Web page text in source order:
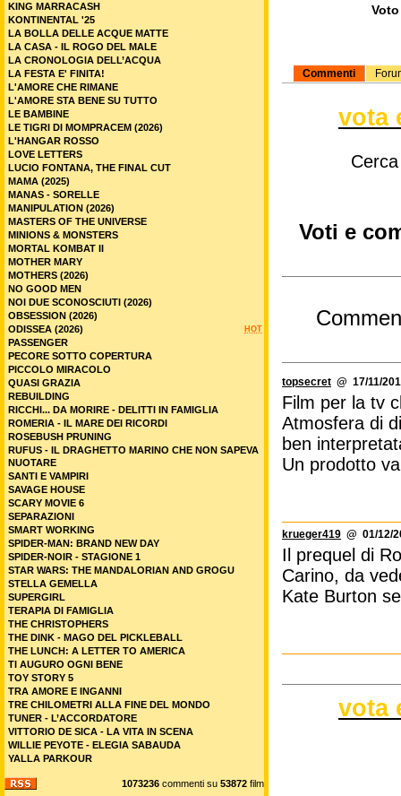
Commenti
vota
Voti e
topsecret @ 17/11/
Film per la tv
Atmosfera di
ben
Un prodotto
krueger419 @ 01/12/
Il prequel di
Carino, da
Kate Burton
vota
KING MARRACASH
KONTINENTAL '25
LA BOLLA DELLE ACQUE MATTE
LA CASA - IL ROGO DEL MALE
LA CRONOLOGIA DELL’ACQUA
LA FESTA E' FINITA!
L'AMORE CHE RIMANE
L'AMORE STA BENE SU TUTTO
LE BAMBINE
LE TIGRI DI MOMPRACEM (2026)
L'HANGAR ROSSO
LOVE LETTERS
LUCIO FONTANA, THE FINAL CUT
MAMA (2025)
MANAS - SORELLE
MANIPULATION (2026)
MASTERS OF THE UNIVERSE
MINIONS & MONSTERS
MORTAL KOMBAT II
MOTHER MARY
MOTHERS (2026)
NO GOOD MEN
NOI DUE SCONOSCIUTI (2026)
OBSESSION (2026)
HOT
ODISSEA (2026)
PASSENGER
PECORE SOTTO COPERTURA
PICCOLO MIRACOLO
QUASI GRAZIA
REBUILDING
RICCHI... DA MORIRE - DELITTI IN FAMIGLIA
ROMERIA - IL MARE DEI RICORDI
ROSEBUSH PRUNING
RUFUS - IL DRAGHETTO MARINO CHE NON SAPEVA
NUOTARE
SANTI E VAMPIRI
SAVAGE HOUSE
SCARY MOVIE 6
SEPARAZIONI
SMART WORKING
SPIDER-MAN: BRAND NEW DAY
SPIDER-NOIR - STAGIONE 1
STAR WARS: THE MANDALORIAN AND GROGU
STELLA GEMELLA
SUPERGIRL
TERAPIA DI FAMIGLIA
THE CHRISTOPHERS
THE DINK - MAGO DEL PICKLEBALL
THE LUNCH: A LETTER TO AMERICA
TI AUGURO OGNI BENE
TOY STORY 5
TRA AMORE E INGANNI
TRE CHILOMETRI ALLA FINE DEL MONDO
TUNER - L’ACCORDATORE
VITTORIO DE SICA - LA VITA IN SCENA
WILLIE PEYOTE - ELEGIA SABAUDA
YALLA PARKOUR
1073236 commenti su 53872 film